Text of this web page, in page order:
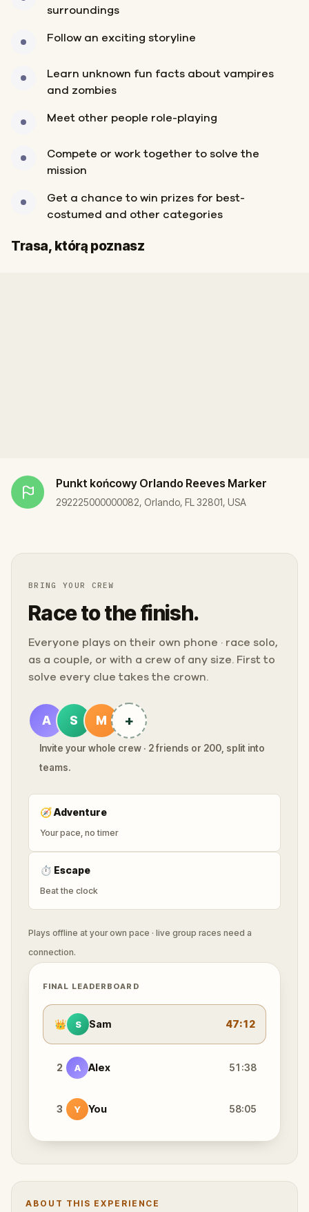
surroundings
Follow an exciting storyline
Learn unknown fun facts about vampires
and zombies
Meet other people role-playing
Compete or work together to solve the
mission
Get a chance to win prizes for best-
costumed and other categories
Trasa, którą poznasz
Meta
Punkt końcowy Orlando Reeves Marker
292225000000082, Orlando, FL 32801, USA
BRING YOUR CREW
Race to the finish.
Everyone plays on their own phone · race solo,
as a couple, or with a crew of any size. First to
solve every clue takes the crown.
A S M +
Invite your whole crew · 2 friends or 200, split into
teams.
🧭Adventure
Your pace, no timer
⏱ Escape
Beat the clock
Plays offline at your own pace · live group races need a
connection.
FINAL LEADERBOARD
👑 S Sam 47:12
2 A Alex 51:38
3 Y You 58:05
ABOUT THIS EXPERIENCE